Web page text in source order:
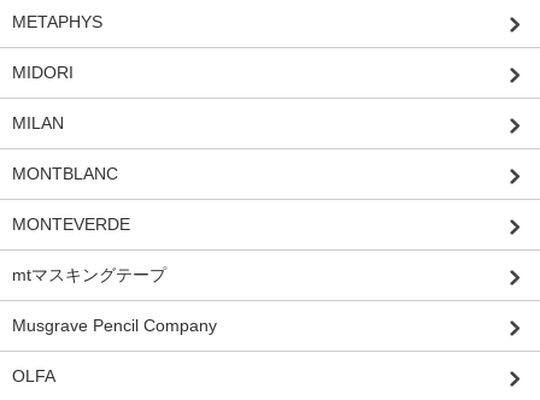
METAPHYS
MIDORI
MILAN
MONTBLANC
MONTEVERDE
mtマスキングテープ
Musgrave Pencil Company
OLFA